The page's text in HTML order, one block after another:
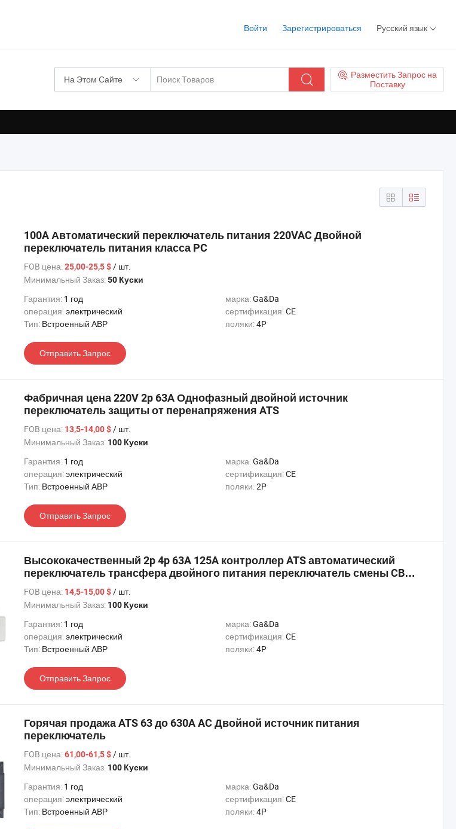
Войти Зарегистрироваться Русский язык
На Этом Сайте
Разместить Запрос на
Поставку
100A Автоматический переключатель питания 220VAC Двойной
переключатель питания класса PC
FOB цена:25,00-25,5 $/ шт.
Минимальный Заказ:50 Куски
Гарантия: 1 год марка:Ga&Da
операция:электрический сертификация:CE
Тип: Встроенный АВР поляки:4P
Отправить Запрос
Фабричная цена 220V 2p 63A Однофазный двойной источник
переключатель защиты от перенапряжения ATS
FOB цена: 13,5-14,00 $/ шт.
Минимальный Заказ: 100 Куски
Гарантия: 1 год марка:Ga&Da
операция:электрический сертификация:CE
Тип: Встроенный АВР поляки:2P
Отправить Запрос
Высококачественный 2p 4p 63A 125A контроллер ATS автоматический
переключатель трансфера двойного питания переключатель смены CB
FOB цена: 14,5-15,00 $/ шт.
Минимальный Заказ: 100 Куски
Гарантия: 1 год марка:Ga&Da
операция:электрический сертификация:CE
Тип: Встроенный АВР поляки:4P
Отправить Запрос
Горячая продажа ATS 63 до 630A AC Двойной источник питания
переключатель
FOB цена:61,00-61,5 $/ шт.
Минимальный Заказ: 100 Куски
Гарантия: 1 год марка:Ga&Da
операция:электрический сертификация:CE
Тип: Встроенный АВР поляки:4P